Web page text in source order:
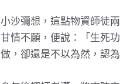
小沙彌想，這點物資師徒
甘情不願，便說：「生死
做，卻還是不以為然，認